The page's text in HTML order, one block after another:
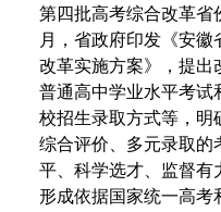
第四批高考综合改革省
月，省政府印发《安
改革实施方案》，提出
普通高中学业水平考试
校招生录取方式等，明
综合评价、多元录取的
平、科学选才、监督有
形成依据国家统一高考